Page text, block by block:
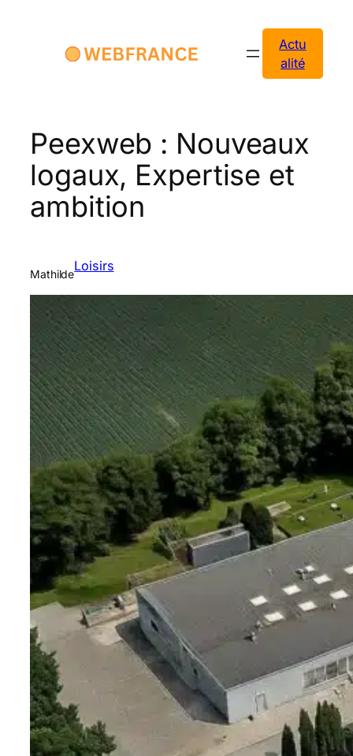
Actu
alité
Peexweb : Nouveaux
logaux, Expertise et
ambition
MathildeLoisirs